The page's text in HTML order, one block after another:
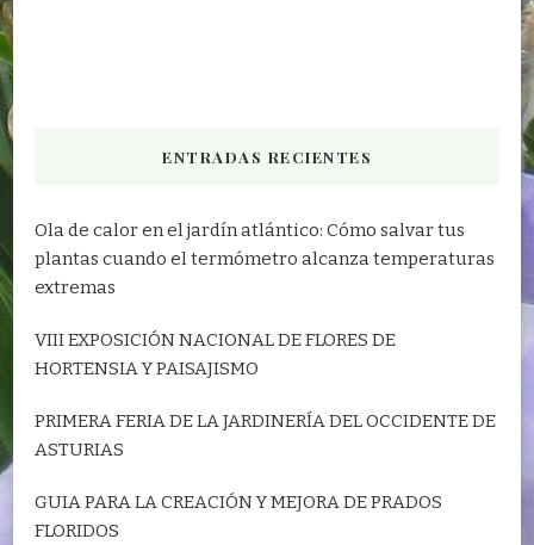
ENTRADAS RECIENTES
Ola de calor en el jardín atlántico: Cómo salvar tus
plantas cuando el termómetro alcanza temperaturas
extremas
VIII EXPOSICIÓN NACIONAL DE FLORES DE
HORTENSIA Y PAISAJISMO
PRIMERA FERIA DE LA JARDINERÍA DEL OCCIDENTE DE
ASTURIAS
GUIA PARA LA CREACIÓN Y MEJORA DE PRADOS
FLORIDOS